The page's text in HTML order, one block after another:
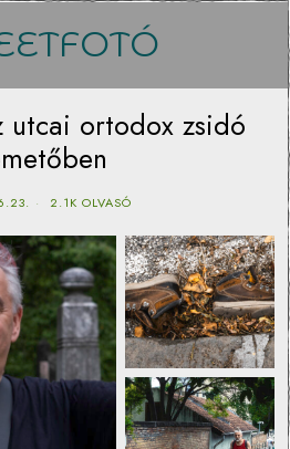
utcai ortodox zsidó
2.1K OLVASÓ